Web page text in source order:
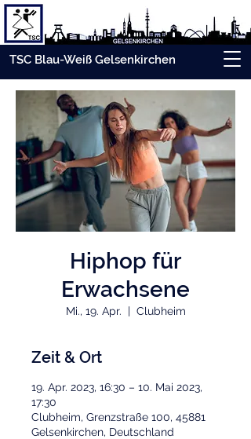
TSC Blau-Weiß Gelsenkirchen
Hiphop für
Erwachsene
Mi., 19. Apr.
  |
Clubheim
Zeit & Ort
19. Apr. 2023, 16:30 – 10. Mai 2023,
17:30
Clubheim, Grenzstraße 100, 45881
Gelsenkirchen, Deutschland